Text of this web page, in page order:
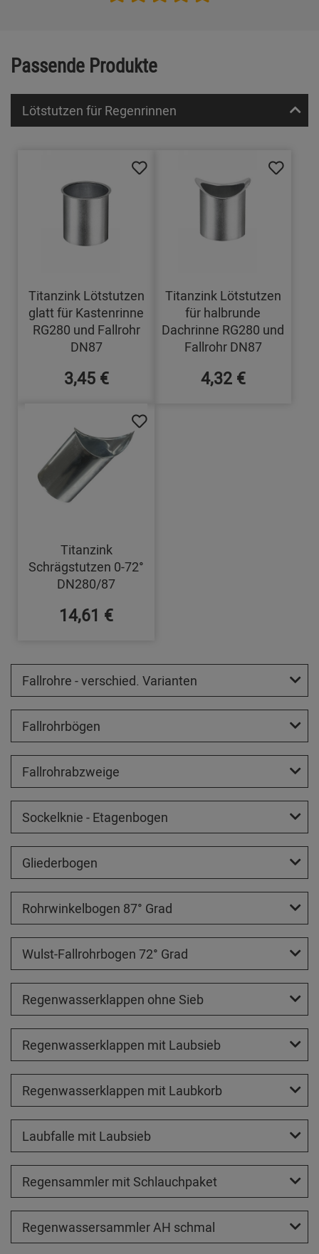
Passende Produkte
Lötstutzen für Regenrinnen
Titanzink Lötstutzen
glatt für Kastenrinne
RG280 und Fallrohr
DN87
3,45 €
Titanzink Lötstutzen
für halbrunde
Dachrinne RG280 und
Fallrohr DN87
4,32 €
Titanzink
Schrägstutzen 0-72°
DN280/87
14,61 €
Fallrohre - verschied. Varianten
Fallrohrbögen
Fallrohrabzweige
Sockelknie - Etagenbogen
Gliederbogen
Rohrwinkelbogen 87° Grad
Wulst-Fallrohrbogen 72° Grad
Regenwasserklappen ohne Sieb
Regenwasserklappen mit Laubsieb
Regenwasserklappen mit Laubkorb
Laubfalle mit Laubsieb
Regensammler mit Schlauchpaket
Regenwassersammler AH schmal